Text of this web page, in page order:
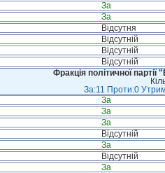
За
За
Відсутня
Відсутній
Відсутній
Відсутній
Фракція політичної
За:11 Проти:0
За
За
За
Відсутній
За
Відсутній
За